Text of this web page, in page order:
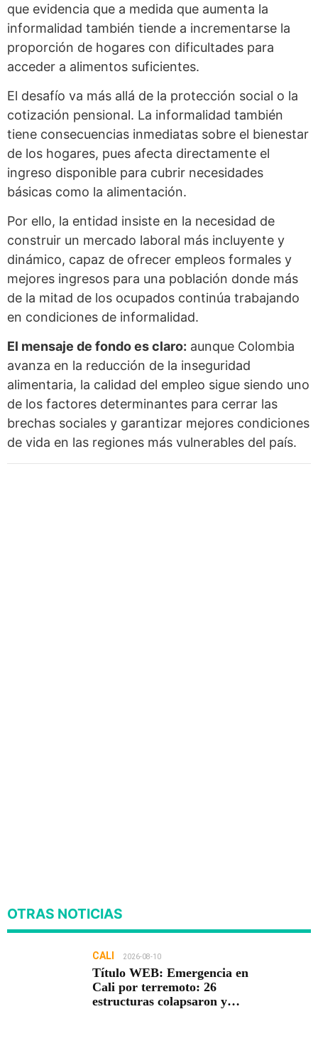
que evidencia que a medida que aumenta la
informalidad también tiende a incrementarse la
proporción de hogares con dificultades para
acceder a alimentos suficientes.
El desafío va más allá de la protección social o la
cotización pensional. La informalidad también
tiene consecuencias inmediatas sobre el bienestar
de los hogares, pues afecta directamente el
ingreso disponible para cubrir necesidades
básicas como la alimentación.
Por ello, la entidad insiste en la necesidad de
construir un mercado laboral más incluyente y
dinámico, capaz de ofrecer empleos formales y
mejores ingresos para una población donde más
de la mitad de los ocupados continúa trabajando
en condiciones de informalidad.
El mensaje de fondo es claro: aunque Colombia
avanza en la reducción de la inseguridad
alimentaria, la calidad del empleo sigue siendo uno
de los factores determinantes para cerrar las
brechas sociales y garantizar mejores condiciones
de vida en las regiones más vulnerables del país.
OTRAS NOTICIAS
CALI 2026-08-10
Título WEB: Emergencia en
Cali por terremoto: 26
estructuras colapsaron y